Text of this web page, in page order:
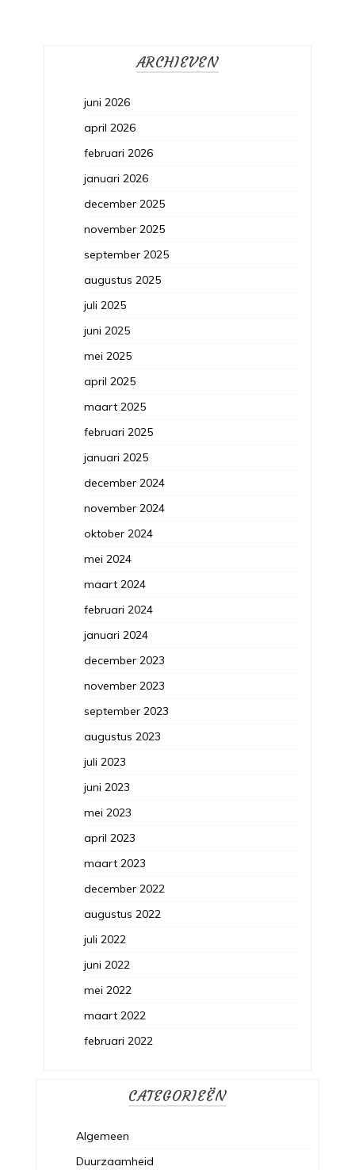
ARCHIEVEN
juni 2026
april 2026
februari 2026
januari 2026
december 2025
november 2025
september 2025
augustus 2025
juli 2025
juni 2025
mei 2025
april 2025
maart 2025
februari 2025
januari 2025
december 2024
november 2024
oktober 2024
mei 2024
maart 2024
februari 2024
januari 2024
december 2023
november 2023
september 2023
augustus 2023
juli 2023
juni 2023
mei 2023
april 2023
maart 2023
december 2022
augustus 2022
juli 2022
juni 2022
mei 2022
maart 2022
februari 2022
CATEGORIEËN
Algemeen
Duurzaamheid